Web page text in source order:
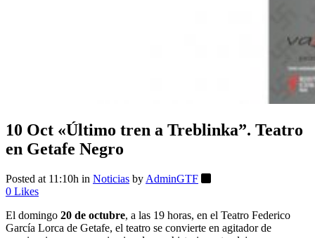
10 Oct «Último tren a Treblinka”. Teatro
en Getafe Negro
Posted at 11:10h in Noticias by AdminGTF
0 Likes
El domingo 20 de octubre, a las 19 horas, en el Teatro Federico
García Lorca de Getafe, el teatro se convierte en agitador de